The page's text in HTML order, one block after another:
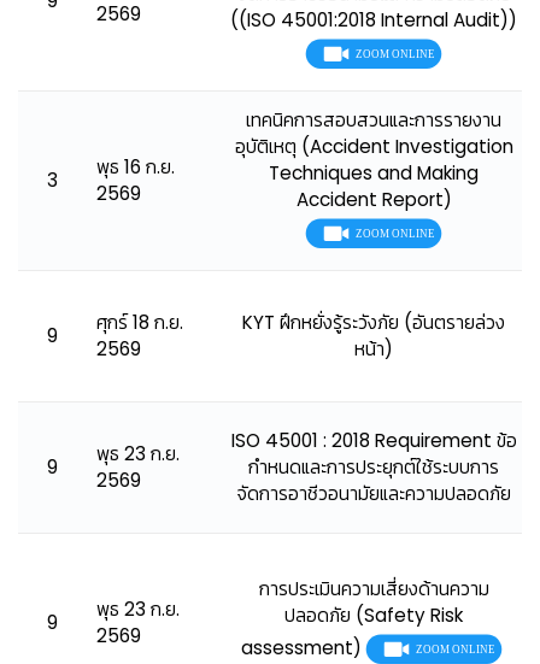
2569
((ISO 45001:2018 Internal Audit))
3
พุธ 16 ก.ย.
2569
เทคนิคการสอบสวนและการรายงาน
อุบัติเหตุ (Accident Investigation
Techniques and Making
Accident Report)
9
ศุกร์ 18 ก.ย.
2569
KYT ฝึกหยั่งรู้ระวังภัย (อันตรายล่วง
หน้า)
9
พุธ 23 ก.ย.
2569
ISO 45001 : 2018 Requirement ข้อ
กำหนดและการประยุกต์ใช้ระบบการ
จัดการอาชีวอนามัยและความปลอดภัย
9
พุธ 23 ก.ย.
2569
การประเมินความเสี่ยงด้านความ
ปลอดภัย (Safety Risk
assessment)